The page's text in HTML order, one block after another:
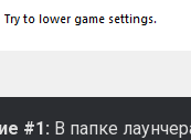
#1: В папке